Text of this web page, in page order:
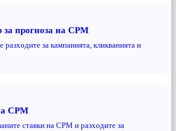
за прогноза на CPM
разходите за кампанията, кликванията и
CPM
ставки на CPM и разходите за